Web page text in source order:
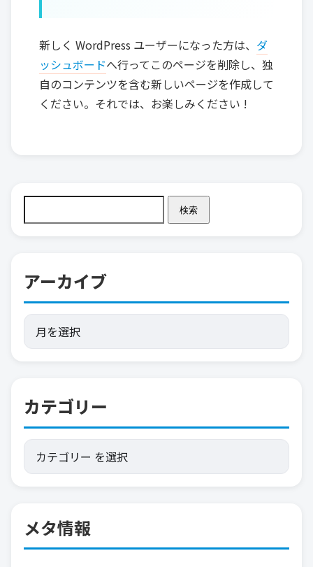
新しく WordPress ユーザーになった方は、 ダ
ッシュボードへ行ってこのページを削除し、独
自のコンテンツを含む新しいページを作成して
ください。それでは、お楽しみください !
検索
アーカイブ
カテゴリー
メタ情報